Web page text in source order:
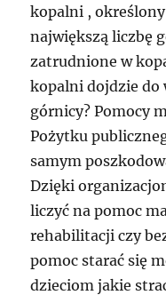
kopalni , określony
największą liczbę
zatrudnione w
kopalni dojdzie do
górnicy? Pomocy
Pożytku
samym
Dzięki
liczyć na pomoc
rehabilitacji czy
pomoc starać się
dzieciom jakie